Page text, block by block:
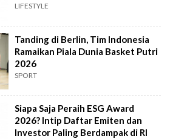
LIFESTYLE
Tanding di Berlin, Tim Indonesia
Ramaikan Piala Dunia Basket Putri
2026
SPORT
Siapa Saja Peraih ESG Award
2026? Intip Daftar Emiten dan
Investor Paling Berdampak di RI